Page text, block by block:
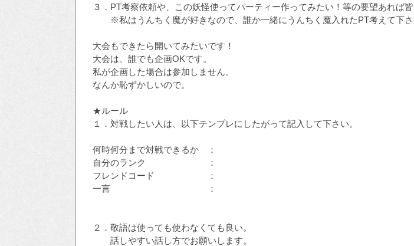
３．PT考察依頼や、この妖怪使ってパーティー作ってみたい！等の要望あれば皆
※私はうんちく魔が好きなので、誰か一緒にうんちく魔入れたPT考えて下さ
大会もできたら開いてみたいです！
大会は、誰でも企画OKです。
私が企画した場合は参加しません。
なんか恥ずかしいので。
★ルール
１．対戦したい人は、以下テンプレにしたがって記入して下さい。
何時何分まで対戦できるか ：
自分のランク ：
フレンドコード ：
一言 ：
２．敬語は使っても使わなくても良い。
話しやすい話し方でお願いします。